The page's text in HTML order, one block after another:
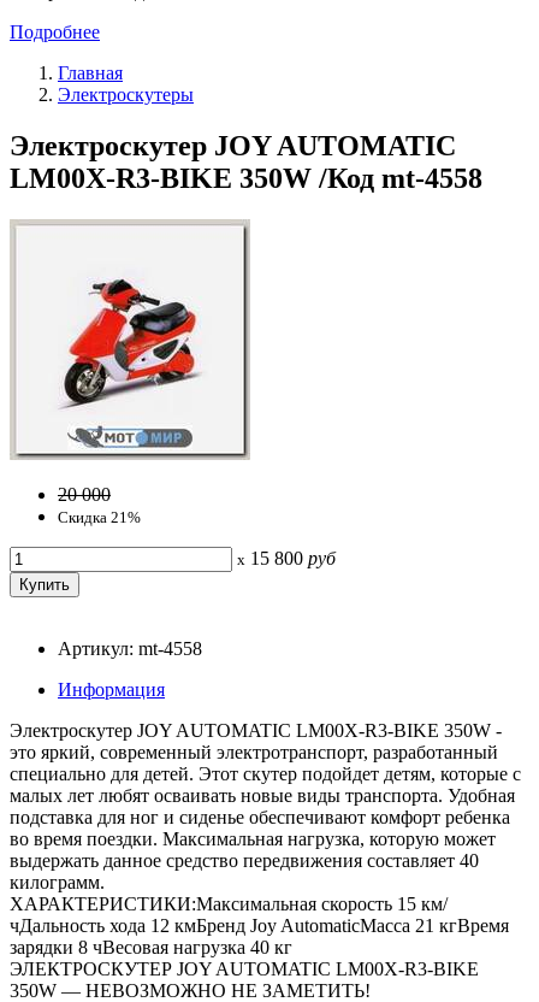
Подробнее
Главная
Электроскутеры
Электроскутер JOY AUTOMATIC
LM00X-R3-BIKE 350W /Код mt-4558
20 000
Скидка 21%
x 15 800 руб
Артикул: mt-4558
Информация
Электроскутер JOY AUTOMATIC LM00X-R3-BIKE 350W -
это яркий, современный электротранспорт, разработанный
специально для детей. Этот скутер подойдет детям, которые с
малых лет любят осваивать новые виды транспорта. Удобная
подставка для ног и сиденье обеспечивают комфорт ребенка
во время поездки. Максимальная нагрузка, которую может
выдержать данное средство передвижения составляет 40
килограмм.
ХАРАКТЕРИСТИКИ:Максимальная скорость 15 км/
чДальность хода 12 кмБренд Joy AutomaticМасса 21 кгВремя
зарядки 8 чВесовая нагрузка 40 кг
ЭЛЕКТРОСКУТЕР JOY AUTOMATIC LM00X-R3-BIKE
350W — НЕВОЗМОЖНО НЕ ЗАМЕТИТЬ!